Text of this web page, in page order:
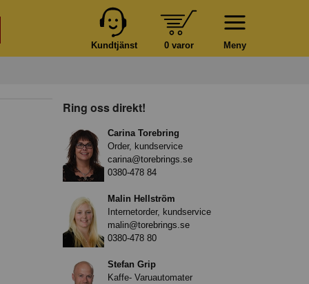
Meny
0 varor
Kundtjänst
Ring oss direkt!
Carina Torebring
Order, kundservice
carina@torebrings.se
0380-478 84
Malin Hellström
Internetorder, kundservice
malin@torebrings.se
0380-478 80
Stefan Grip
Kaffe- Varuautomater